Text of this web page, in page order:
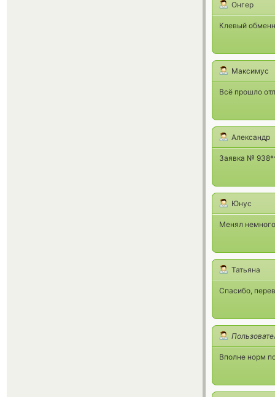
Онгер
Клевый
Максимус
Всё прошло
Александр
Заявка №
Юнус
Менял
Татьяна
Спасибо,
Вполне норм